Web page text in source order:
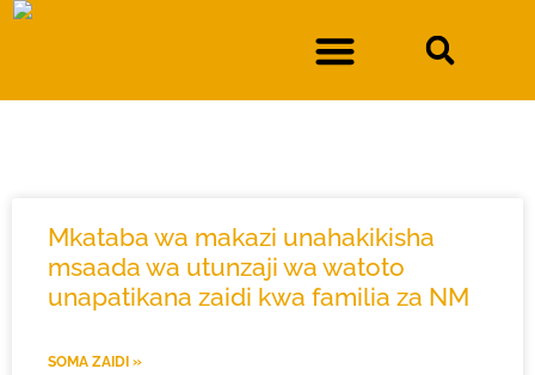
Mkataba wa makazi unahakikisha
msaada wa utunzaji wa watoto
unapatikana zaidi kwa familia za NM
SOMA ZAIDI »